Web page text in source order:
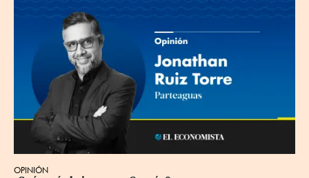
OPINIÓN